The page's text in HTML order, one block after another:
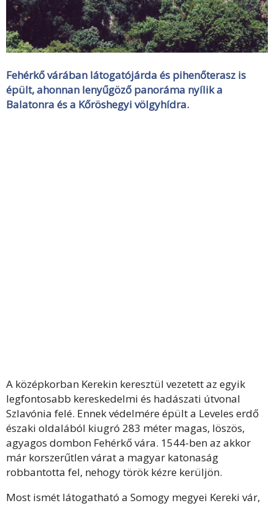
Fehérkő várában látogatójárda és pihenőterasz is
épült, ahonnan lenyűgöző panoráma nyílik a
Balatonra és a Kőröshegyi völgyhídra.
A középkorban Kerekin keresztül vezetett az egyik
legfontosabb kereskedelmi és hadászati útvonal
Szlavónia felé. Ennek védelmére épült a Leveles erdő
északi oldalából kiugró 283 méter magas, löszös,
agyagos dombon Fehérkő vára. 1544-ben az akkor
már korszerűtlen várat a magyar katonaság
robbantotta fel, nehogy török kézre kerüljön.
Most ismét látogatható a Somogy megyei Kereki vár,